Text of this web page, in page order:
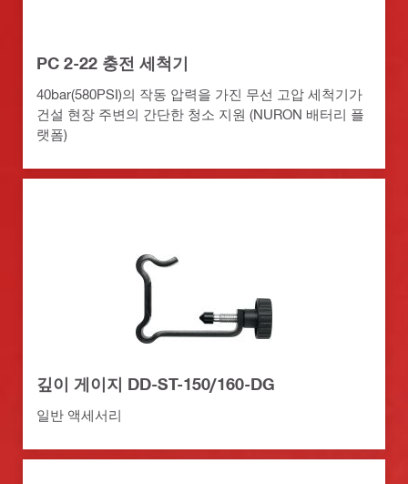
PC 2-22 충전 세척기
40bar(580PSI)의 작동 압력을 가진 무선 고압 세척기가
건설 현장 주변의 간단한 청소 지원 (NURON 배터리 플
랫폼)
깊이 게이지 DD-ST-150/160-DG
일반 액세서리